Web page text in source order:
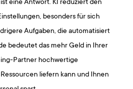
eine Antwort. KI reduziert den
besonders für sich
Aufgaben, die automatisiert
bedeutet das mehr Geld in Ihrer
Partner hochwertige
liefern kann und Ihnen